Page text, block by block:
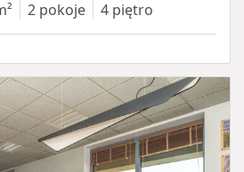
2 pokoje 4 piętro